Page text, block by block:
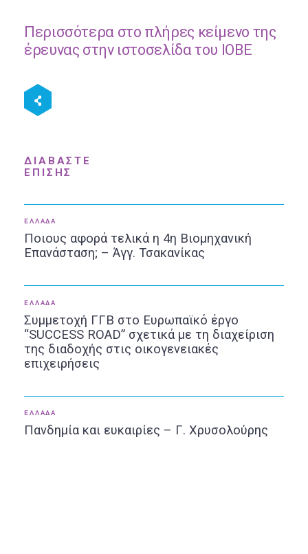
Περισσότερα στο πλήρες κείμενο της
έρευνας στην ιστοσελίδα του ΙΟΒΕ
ΔΙΑΒΑΣΤΕ
ΕΠΙΣΗΣ
ΕΛΛΑΔΑ
Ποιους αφορά τελικά η 4η Βιομηχανική
Επανάσταση; – Άγγ. Τσακανίκας
ΕΛΛΑΔΑ
Συμμετοχή ΓΓΒ στο Ευρωπαϊκό έργο
“SUCCESS ROAD” σχετικά με τη διαχείριση
της διαδοχής στις οικογενειακές
επιχειρήσεις
ΕΛΛΑΔΑ
Πανδημία και ευκαιρίες – Γ. Χρυσολούρης